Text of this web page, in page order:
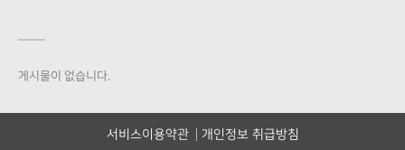
게시물이 없습니다.
서비스이용약관 개인정보 취급방침